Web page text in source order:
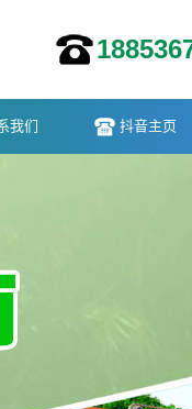
我们 抖音主页